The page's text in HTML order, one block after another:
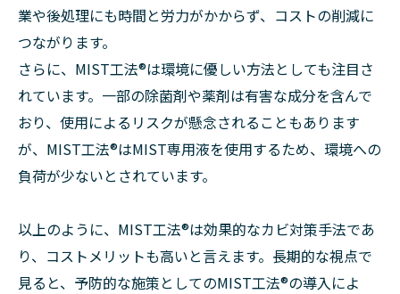
業や後処理にも時間と労力がかからず、コストの削減に
つながります。
さらに、MIST工法®︎は環境に優しい方法としても注目さ
れています。一部の除菌剤や薬剤は有害な成分を含んで
おり、使用によるリスクが懸念されることもあります
が、MIST工法®︎はMIST専用液を使用するため、環境への
負荷が少ないとされています。
以上のように、MIST工法®︎は効果的なカビ対策手法であ
り、コストメリットも高いと言えます。長期的な視点で
見ると、予防的な施策としてのMIST工法®︎の導入によ